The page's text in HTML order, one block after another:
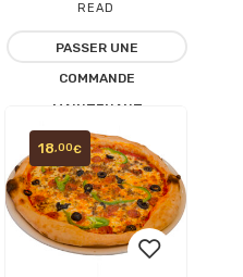
READ
MORE
PASSER UNE
COMMANDE
MAINTENANT
18 ,00€